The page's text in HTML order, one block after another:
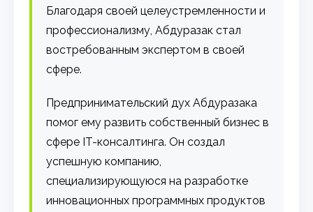
Благодаря своей целеустремленности и
профессионализму, Абдуразак стал
востребованным экспертом в своей
сфере.
Предпринимательский дух Абдуразака
помог ему развить собственный бизнес в
сфере IT-консалтинга. Он создал
успешную компанию,
специализирующуюся на разработке
инновационных программных продуктов